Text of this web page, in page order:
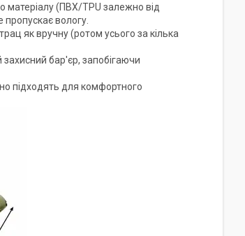
матеріалу (ПВХ/TPU залежно від
пропускає вологу.
як вручну (ротом усього за кілька
бар'єр, запобігаючи
підходять для комфортного